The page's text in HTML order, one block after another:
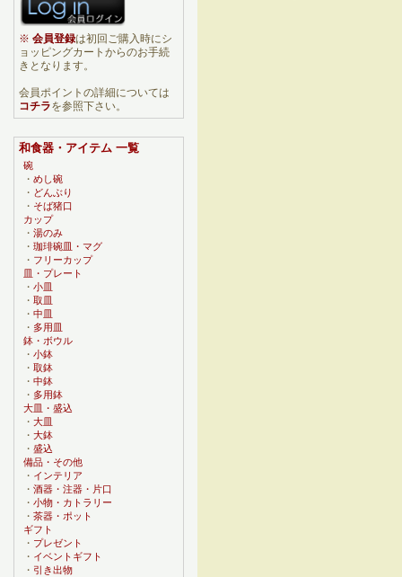
※ 会員登録は初回ご購入時にシ
ョッピングカートからのお手続
きとなります。
会員ポイントの詳細については
コチラを参照下さい。
和食器・アイテム 一覧
碗
・ めし碗
・ どんぶり
・ そば猪口
カップ
・ 湯のみ
・ 珈琲碗皿・マグ
・ フリーカップ
皿・プレート
・ 小皿
・ 取皿
・ 中皿
・ 多用皿
鉢・ボウル
・ 小鉢
・ 取鉢
・ 中鉢
・ 多用鉢
大皿・盛込
・ 大皿
・ 大鉢
・ 盛込
備品・その他
・ インテリア
・ 酒器・注器・片口
・ 小物・カトラリー
・ 茶器・ポット
ギフト
・ プレゼント
・ イベントギフト
・ 引き出物